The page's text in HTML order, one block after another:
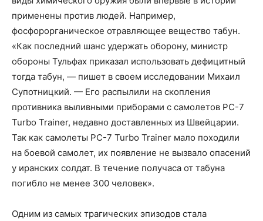
применены против людей. Например,
фосфорорганическое отравляющее вещество табун.
«Как последний шанс удержать оборону, министр
обороны Тульфах приказал использовать дефицитный
тогда табун, — пишет в своем исследовании Михаил
Супотницкий. — Его распылили на скопления
противника выливными приборами с самолетов PC-7
Turbo Trainer, недавно доставленных из Швейцарии.
Так как самолеты PC-7 Turbo Trainer мало походили
на боевой самолет, их появление не вызвало опасений
у иранских солдат. В течение получаса от табуна
погибло не менее 300 человек».
Одним из самых трагических эпизодов стала